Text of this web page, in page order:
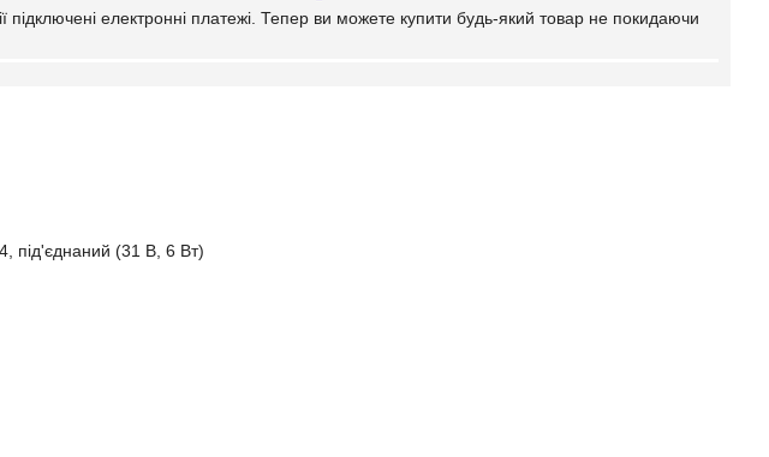
підключені електронні платежі. Тепер ви можете купити будь-який товар не покидаючи
під'єднаний (31 В, 6 Вт)